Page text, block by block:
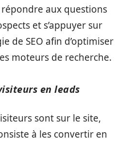
aux questions
et s’appuyer sur
de SEO afin d’optimiser
moteurs de recherche.
en leads
sont sur le site,
à les convertir en